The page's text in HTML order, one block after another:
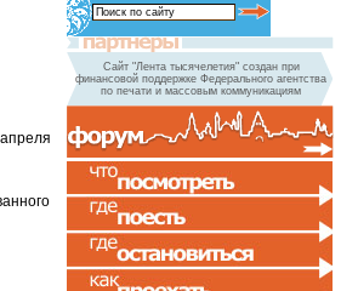
Сайт "Лента тысячелетия" создан при
финансовой поддержке Федерального агентства
по печати и массовым коммуникациям